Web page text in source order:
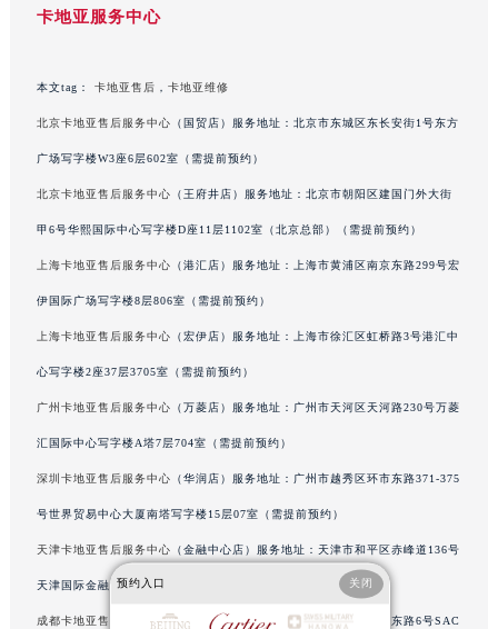
辽宁省铁岭市银州区南马路卡地亚售后服务中心（需提前预约）
辽宁省营口市站前区市府路与渤海大街交叉口卡地亚售后服务中心（需提前预约）
内蒙古自治区巴彦淖尔市临河区新华街卡地亚售后服务中心（需提前预约）
内蒙古自治区赤峰市红山区哈达街卡地亚售后服务中心（需提前预约）
内蒙古自治区乌兰察布市集宁区恩和大街卡地亚售后服务中心（需提前预约）
内蒙古自治区兴安盟市乌兰浩特市兴安大街卡地亚售后服务中心（需提前预约）
卡地亚服务中心
本文tag： 卡地亚售后 卡地亚维修
北京卡地亚售后服务中心 （国贸店）服务地址：北京市东城区东长安街1号东方
广场写字楼W3座6层602室（需提前预约）
北京卡地亚售后服务中心 （王府井店）服务地址：北京市朝阳区建国门外大街
甲6号华熙国际中心写字楼D座11层1102室（北京总部）（需提前预约）
上海卡地亚售后服务中心 （港汇店）服务地址：上海市黄浦区南京东路299号宏
伊国际广场写字楼8层806室（需提前预约）
上海卡地亚售后服务中心 （宏伊店）服务地址：上海市徐汇区虹桥路3号港汇中
心写字楼2座37层3705室（需提前预约）
广州卡地亚售后服务中心 （万菱店）服务地址：广州市天河区天河路230号万菱
汇国际中心写字楼A塔7层704室（需提前预约）
深圳卡地亚售后服务中心 （华润店）服务地址：广州市越秀区环市东路371-375
号世界贸易中心大厦南塔写字楼15层07室（需提前预约）
天津卡地亚售后服务中心 （金融中心店）服务地址：天津市和平区赤峰道136号
天津国际金融中心写字楼26层2603室（需提前预约）
成都卡地亚售后服务中心（东原店）服务地址：成都市锦江区人民东路6号SAC
预约入口 关闭